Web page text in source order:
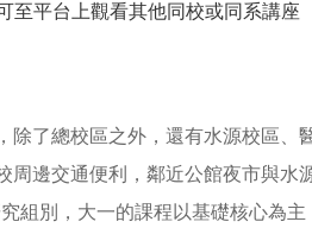
至平台上觀看其他同校或同系講座
了總校區之外，還有水源校區、
邊交通便利，鄰近公館夜市與水
組別，大一的課程以基礎核心為主